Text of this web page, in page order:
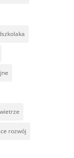
rozwój